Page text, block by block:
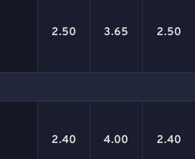
2.50 3.65 2.50
2.40 4.00 2.40